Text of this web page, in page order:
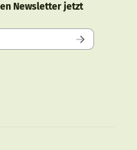
Newsletter jetzt
E-Mail-Adresse für den